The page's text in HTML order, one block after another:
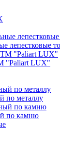
лепестковые
"Paliart LUX"
по металлу
по камню